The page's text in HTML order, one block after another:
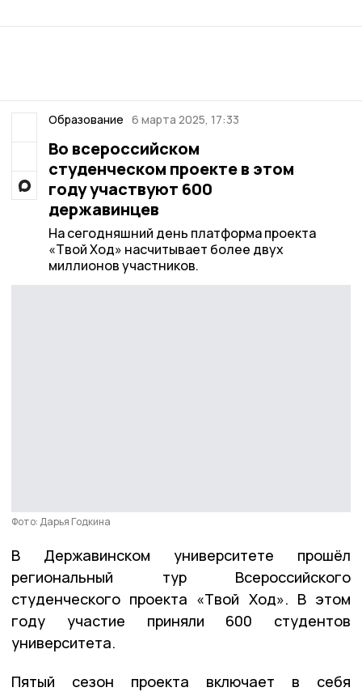
Образование 6 марта 2025, 17:33
Во всероссийском
студенческом проекте в этом
году участвуют 600
державинцев
На сегодняшний день платформа проекта
«Твой Ход» насчитывает более двух
миллионов участников.
Фото: Дарья Годкина
В Державинском университете прошёл
региональный тур Всероссийского
студенческого проекта «Твой Ход». В этом
году участие приняли 600 студентов
университета.
Пятый сезон проекта включает в себя